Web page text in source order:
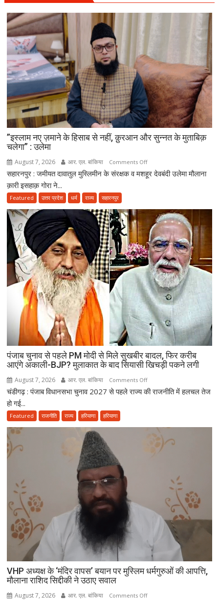
”इस्लाम नए ज़माने के हिसाब से नहीं, क़ुरआन और सुन्नत के मुताबिक़
चलेगा” : उलेमा
August 7, 2026 आर. एल. बांकिया Comments Offon
”इस्लाम
हिसाब
नहीं,
क़ुरआन
और
सुन्नत
के
मुताबिक़
चलेगा”
उलेमा
सहारनपुर : जमीयत दावातुल मुस्लिमीन के संरक्षक व मशहूर देवबंदी उलेमा मौलाना
क़ारी इसहाक़ गोरा ने...
Featured उत्तर प्रदेश धर्म राज्य सहारनपुर
पंजाब चुनाव से पहले PM मोदी से मिले सुखबीर बादल, फिर करीब
आएंगे अकाली-BJP? मुलाकात के बाद सियासी खिचड़ी पकने लगी
August 7, 2026 आर. एल. बांकिया Comments Offon
पंजाब
PM
मोदी
करीब
BJP?
मुलाकात
के
बाद
खिचड़ी
चंडीगढ़ : पंजाब विधानसभा चुनाव 2027 से पहले राज्य की राजनीति में हलचल तेज
हो गई...
Featured राजनीति राज्य हरियाणा हरियाणा
VHP अध्यक्ष के ‘मंदिर वापस’ बयान पर मुस्लिम धर्मगुरुओं की आपत्ति,
मौलाना राशिद सिद्दीकी ने उठाए सवाल
August 7, 2026 आर. एल. बांकिया Comments Offon